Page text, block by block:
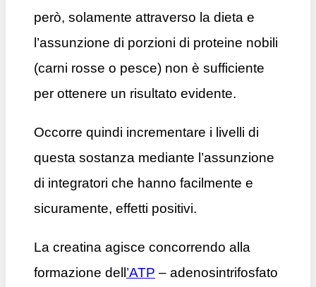
però, solamente attraverso la dieta e
l’assunzione di porzioni di proteine nobili
(carni rosse o pesce) non è sufficiente
per ottenere un risultato evidente.
Occorre quindi incrementare i livelli di
questa sostanza mediante l’assunzione
di integratori che hanno facilmente e
sicuramente, effetti positivi.
La creatina agisce concorrendo alla
formazione dell’ATP – adenosintrifosfato